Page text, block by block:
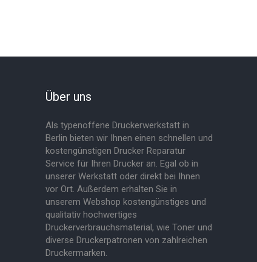
Über uns
Als typenoffene Druckerwerkstatt in
Berlin bieten wir Ihnen einen schnellen und
kostengünstigen Drucker Reparatur
Service für Ihren Drucker an. Egal ob in
unserer Werkstatt oder direkt bei Ihnen
vor Ort. Außerdem erhalten Sie in
unserem Webshop kostengünstiges und
qualitativ hochwertiges
Druckerverbrauchsmaterial, wie Toner und
diverse Druckerpatronen von zahlreichen
Druckermarken.